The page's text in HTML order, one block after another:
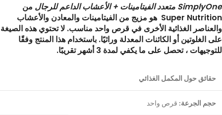
SimplyOne متعدد الفيتامينات + الأعشاب الداعم للرجال
من
Super Nutrition هو مزيج من الفيتامينات والمعادن والأعشاب
والعناصر الغذائية الأخرى في قرص واحد مناسب. لا تحتوي هذه الصيغة
على الغلوتين أو الكائنات المعدلة وراثيًا. باستخدام هذا المنتج وفقًا
للتوجيهات ، تحصل على ما يكفي لمدة 3 أشهر تقريبًا.
حقائق حول المكمل الغذائي
حجم الجرعة: قرص واحد